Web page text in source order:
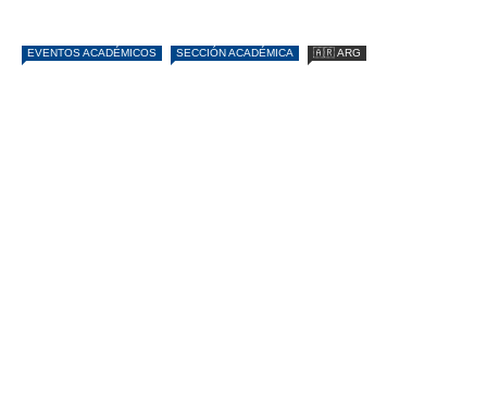
EVENTOS ACADÉMICOS SECCIÓN ACADÉMICA 🇦🇷 ARG